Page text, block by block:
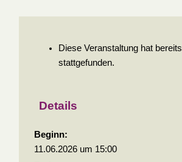
Diese Veranstaltung hat bereits
stattgefunden.
Details
Beginn:
11.06.2026 um 15:00